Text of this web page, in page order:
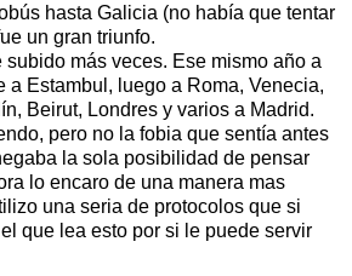
hasta Galicia (no había que tentar
un gran triunfo.
subido más veces. Ese mismo año a
a Estambul, luego a Roma, Venecia,
Beirut, Londres y varios a Madrid.
pero no la fobia que sentía antes
la sola posibilidad de pensar
lo encaro de una manera mas
una seria de protocolos que si
que lea esto por si le puede servir